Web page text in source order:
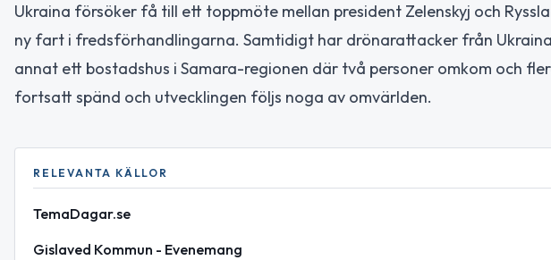
Ukraina försöker få till ett toppmöte mellan president Zelenskyj och
ny fart i fredsförhandlingarna. Samtidigt har drönarattacker från
annat ett bostadshus i Samara-regionen där två personer omkom och
fortsatt spänd och utvecklingen följs noga av omvärlden.
RELEVANTA KÄLLOR
TemaDagar.se
Gislaved Kommun - Evenemang